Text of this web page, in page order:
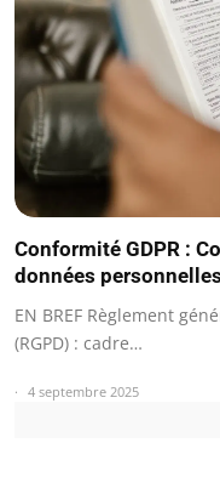
Conformité GDPR :
données
EN BREF Règlement
(RGPD) : cadre…
4 septembre 2025